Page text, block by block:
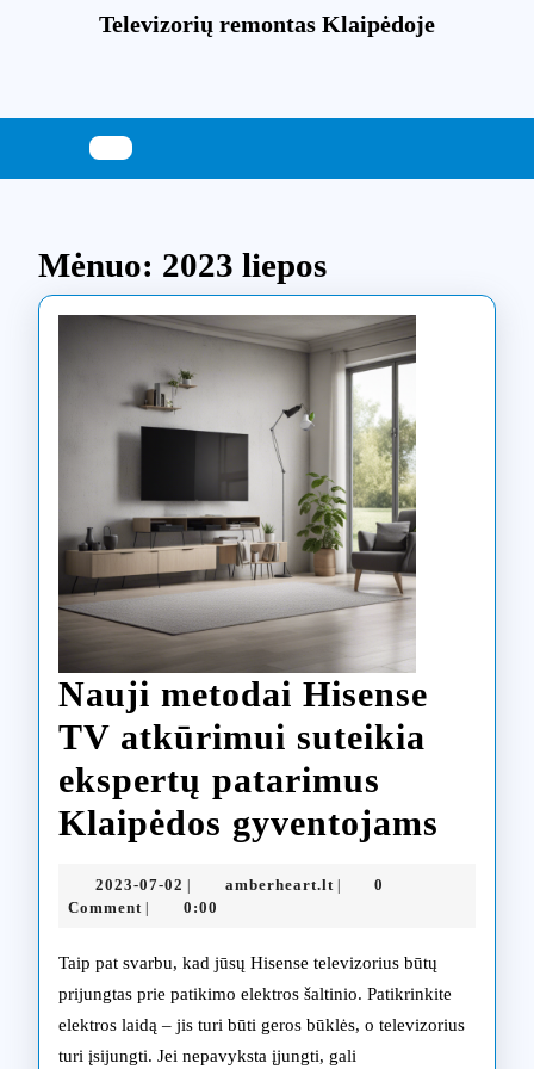
Televizorių remontas Klaipėdoje
Mėnuo: 2023 liepos
Nauji metodai Hisense
TV atkūrimui suteikia
ekspertų patarimus
Klaipėdos gyventojams
2023-07-02 2023-
07-
amberheart.ltamberheart.lt
0
Comment
0:00
Taip pat svarbu, kad jūsų Hisense televizorius būtų
prijungtas prie patikimo elektros šaltinio. Patikrinkite
elektros laidą – jis turi būti geros būklės, o televizorius
turi įsijungti. Jei nepavyksta įjungti, gali